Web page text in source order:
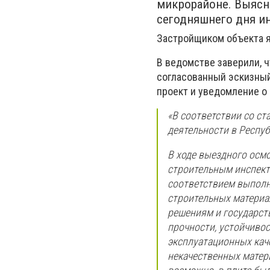
микрорайоне.
сегодняшнего дня
Застройщиком объекта
В ведомстве заверили,
согласованный
проект и уведомление
«В соответствии со
деятельности в
В ходе выездного
строительным
соответствием
строительных
решениям и
прочности,
эксплуатационных
некачественных